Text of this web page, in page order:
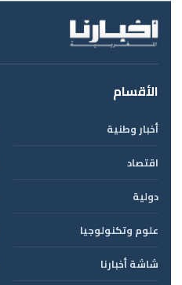
الأقسام
أخبار وطنية
اقتصاد
دولية
علوم وتكنولوجيا
شاشة أخبارنا